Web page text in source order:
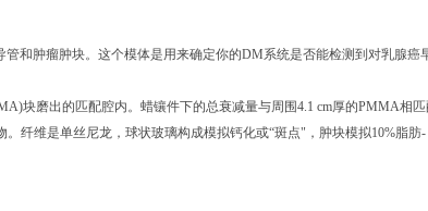
和肿瘤肿块。这个模体是用来确定你的DM系统是否能检测到对乳腺癌
块磨出的匹配腔内。蜡镶件下的总衰减量与周围4.1 cm厚的PMMA相
纤维是单丝尼龙，球状玻璃构成模拟钙化或“斑点"，肿块模拟10%脂肪-